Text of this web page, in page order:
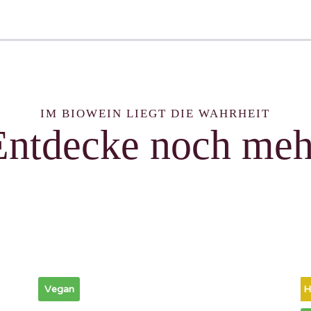
IM BIOWEIN LIEGT DIE WAHRHEIT
noch
Vegan